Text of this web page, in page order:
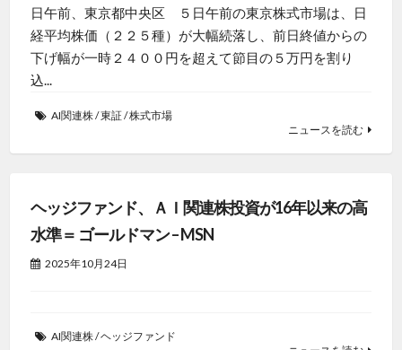
日午前、東京都中央区 ５日午前の東京株式市場は、日
経平均株価（２２５種）が大幅続落し、前日終値からの
下げ幅が一時２４００円を超えて節目の５万円を割り
込...
AI関連株/東証/株式市場
ニュースを読む
ヘッジファンド、ＡＩ関連株投資が16年以来の高
水準＝ ゴールドマン – MSN
2025年10月24日
AI関連株/ヘッジファンド